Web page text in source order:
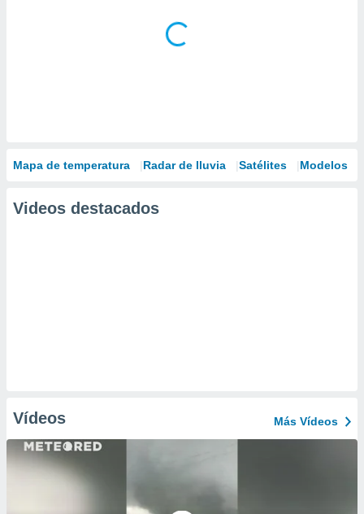
Mapa de temperatura Radar de lluvia Satélites Modelos
Videos destacados
Vídeos Más Vídeos